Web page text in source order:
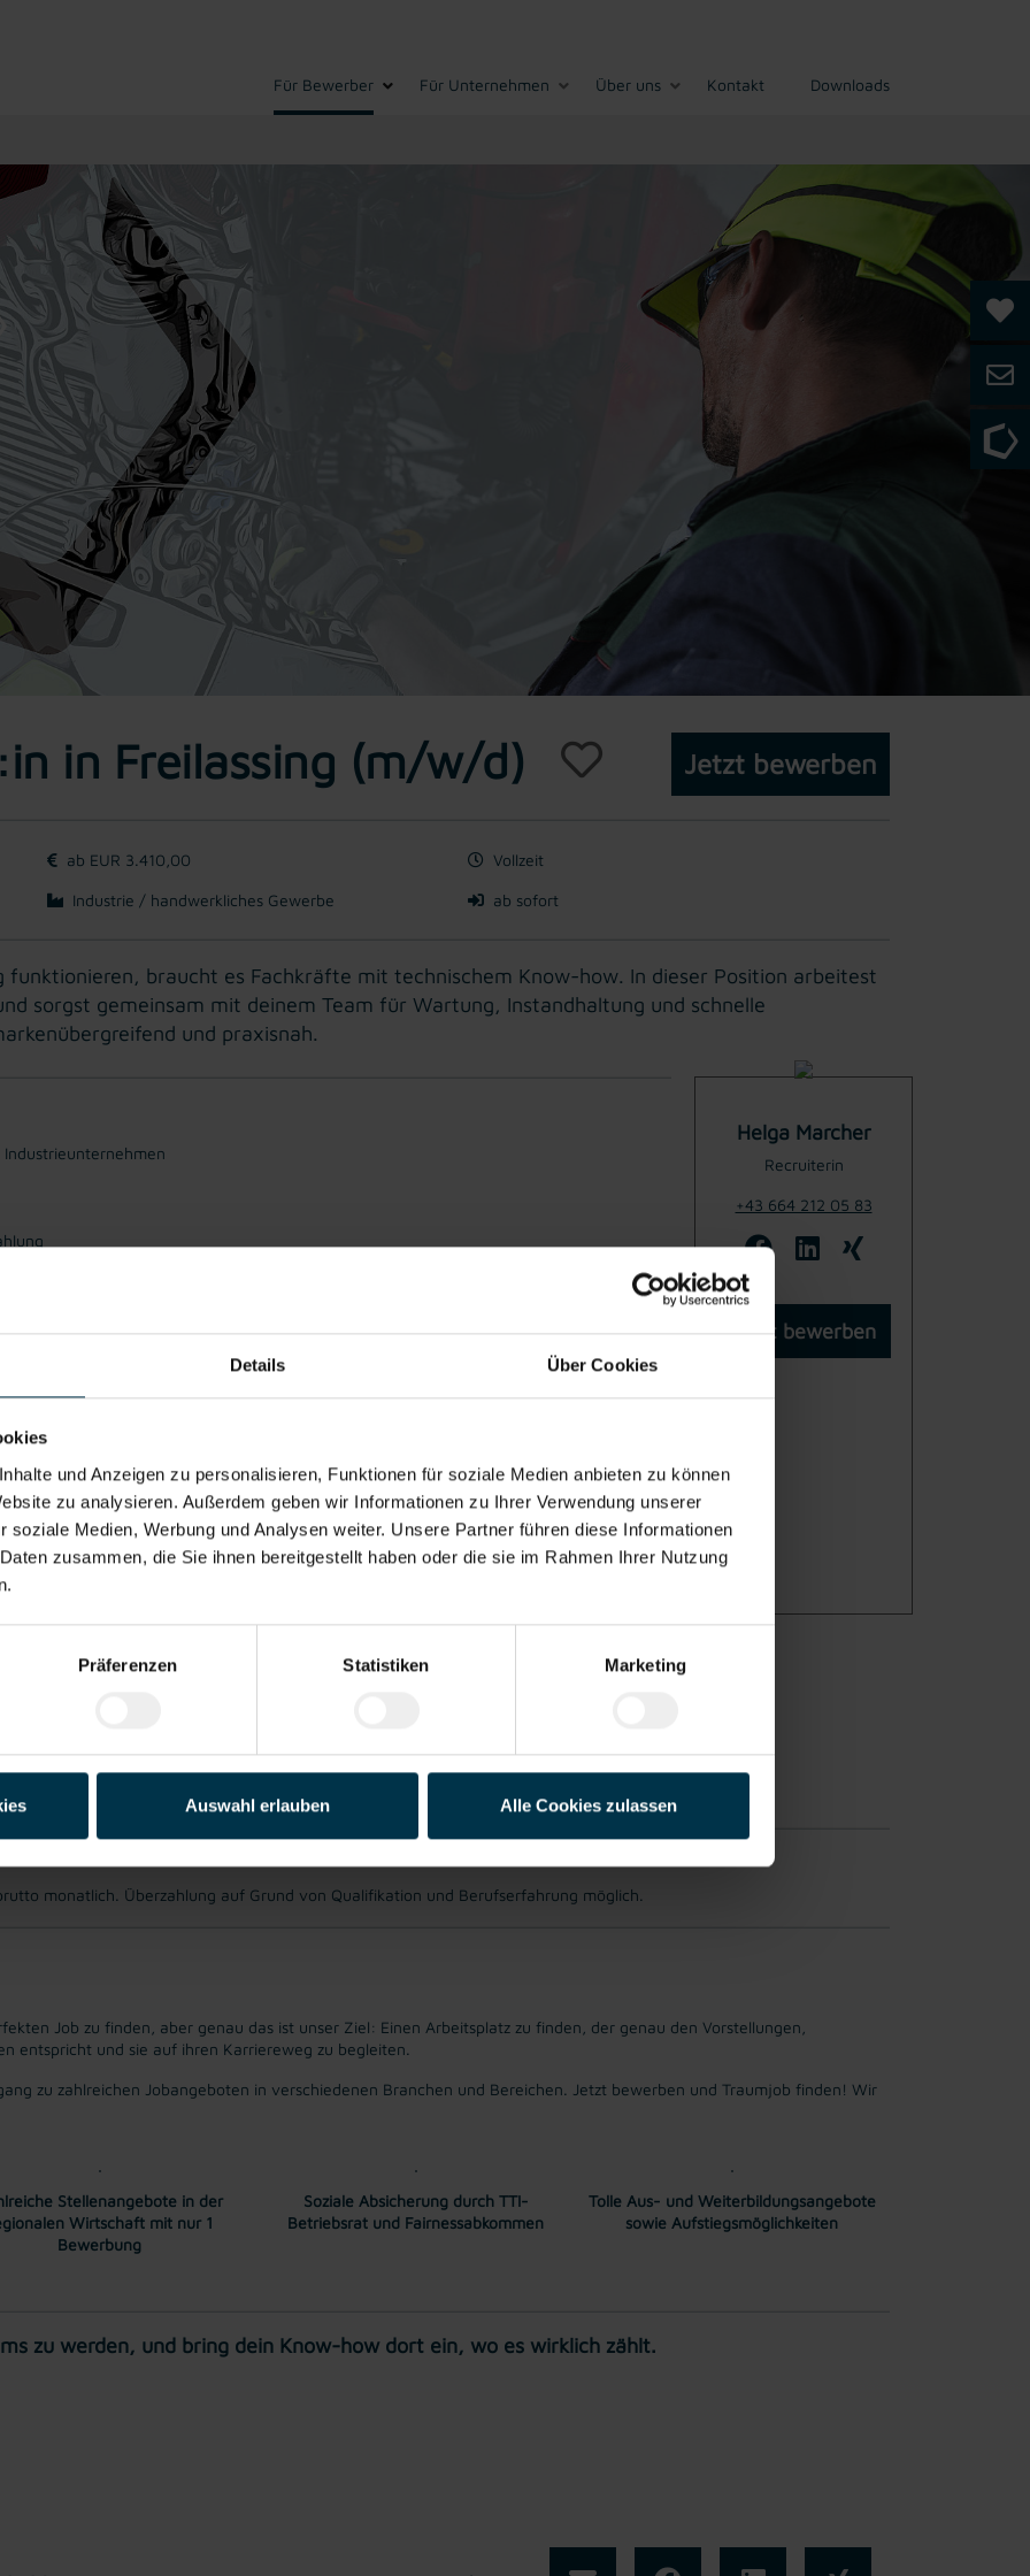
Details Über Cookies
und Anzeigen zu personalisieren, Funktionen für soziale Medien anbieten zu können
zu analysieren. Außerdem geben wir Informationen zu Ihrer Verwendung unserer
soziale Medien, Werbung und Analysen weiter. Unsere Partner führen diese Informationen
zusammen, die Sie ihnen bereitgestellt haben oder die sie im Rahmen Ihrer Nutzung
Präferenzen Statistiken Marketing
Auswahl erlauben Alle Cookies zulassen
Für Bewerber Für Unternehmen Über uns Kontakt Downloads
in Freilassing (m/w/d) Jetzt bewerben
ab EUR 3.410,00 Vollzeit
Industrie / handwerkliches Gewerbe ab sofort
funktionieren, braucht es Fachkräfte mit technischem Know-how. In dieser Position arbeitest
sorgst gemeinsam mit deinem Team für Wartung, Instandhaltung und schnelle
und praxisnah.
Generalüberholung, Umbau und Unfallinstandsetzung
und Arbeitsanweisungen
Inbetriebnahme-Personal
Mechaniker:in, Industriemechaniker:in oder vergleichbar)
einschlägige Berufserfahrung
Arbeitsweise
Helga Marcher
Recruiterin
+43 664 212 05 83
Jetzt bewerben
Betriebsrät:in
monatlich. Überzahlung auf Grund von Qualifikation und Berufserfahrung möglich.
Job zu finden, aber genau das ist unser Ziel: Einen Arbeitsplatz zu finden, der genau den Vorstellungen,
entspricht und sie auf ihren Karriereweg zu begleiten.
zu zahlreichen Jobangeboten in verschiedenen Branchen und Bereichen. Jetzt bewerben und Traumjob finden! Wir
Stellenangebote in der
Wirtschaft mit nur 1
Bewerbung
Soziale Absicherung durch TTI-
Betriebsrat und Fairnessabkommen
Tolle Aus- und Weiterbildungsangebote
sowie Aufstiegsmöglichkeiten
zu werden, und bring dein Know-how dort ein, wo es wirklich zählt.